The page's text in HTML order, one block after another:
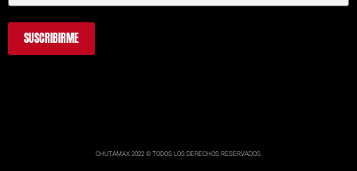
CHUTAMAX 2022 © TODOS LOS DERECHOS RESERVADOS.